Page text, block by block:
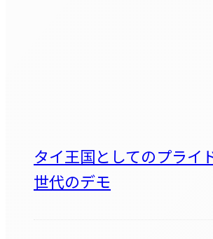
タイ王国としてのプライ
世代のデモ